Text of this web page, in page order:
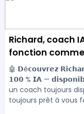
Richard, coach
fonction
🤖 𝗗é𝗰𝗼𝘂𝘃𝗿𝗲𝘇
𝟭𝟬𝟬 % 𝗜𝗔 — 𝗱𝗶𝘀𝗽𝗼𝗻𝗶𝗯𝗹𝗲 𝟮𝟰𝗵/
un coach toujours
toujours prêt à vous